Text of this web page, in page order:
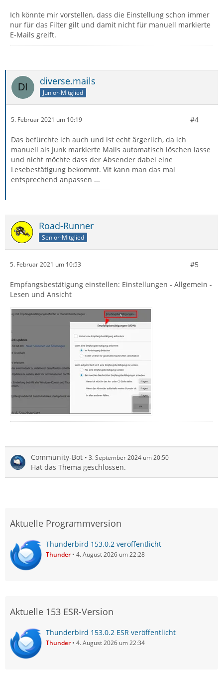
Ich könnte mir vorstellen, dass die Einstellung schon immer
nur für das Filter gilt und damit nicht für manuell markierte
E-Mails greift.
diverse.mails
Junior-Mitglied
5. Februar 2021 um 10:19 #4
Das befürchte ich auch und ist echt ärgerlich, da ich
manuell als Junk markierte Mails automatisch löschen lasse
und nicht möchte dass der Absender dabei eine
Lesebestätigung bekommt. Vlt kann man das mal
entsprechend anpassen ...
Road-Runner
Senior-Mitglied
5. Februar 2021 um 10:53 #5
Empfangsbestätigung einstellen: Einstellungen - Allgemein -
Lesen und Ansicht
Community-Bot 3. September 2024 um 20:50
Hat das Thema geschlossen.
Aktuelle Programmversion
Thunderbird 153.0.2 veröffentlicht
Thunder 4. August 2026 um 22:28
Aktuelle 153 ESR-Version
Thunderbird 153.0.2 ESR veröffentlicht
Thunder 4. August 2026 um 22:34